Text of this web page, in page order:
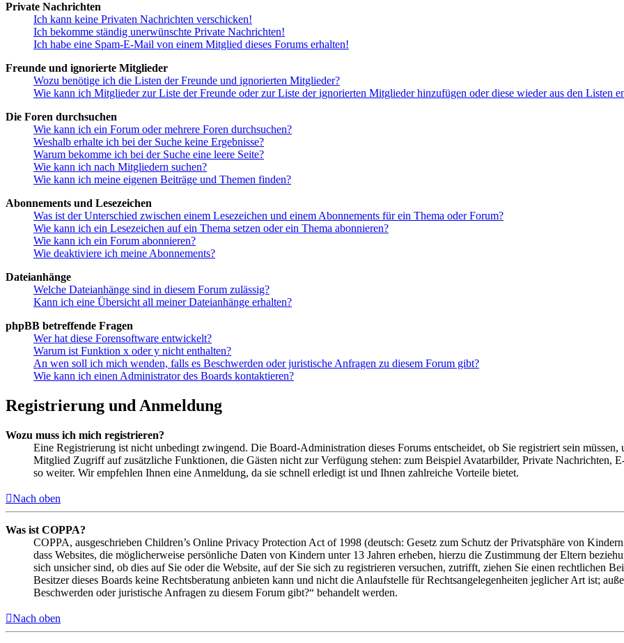
Private Nachrichten
Ich kann keine Privaten Nachrichten verschicken!
Ich bekomme ständig unerwünschte Private Nachrichten!
Ich habe eine Spam-E-Mail von einem Mitglied dieses Forums erhalten!
Freunde und ignorierte Mitglieder
Wozu benötige ich die Listen der Freunde und ignorierten Mitglieder?
Wie kann ich Mitglieder zur Liste der Freunde oder zur Liste der ignorierten Mitglieder hinzufügen oder diese wieder aus den Listen
Die Foren durchsuchen
Wie kann ich ein Forum oder mehrere Foren durchsuchen?
Weshalb erhalte ich bei der Suche keine Ergebnisse?
Warum bekomme ich bei der Suche eine leere Seite?
Wie kann ich nach Mitgliedern suchen?
Wie kann ich meine eigenen Beiträge und Themen finden?
Abonnements und Lesezeichen
Was ist der Unterschied zwischen einem Lesezeichen und einem Abonnements für ein Thema oder Forum?
Wie kann ich ein Lesezeichen auf ein Thema setzen oder ein Thema abonnieren?
Wie kann ich ein Forum abonnieren?
Wie deaktiviere ich meine Abonnements?
Dateianhänge
Welche Dateianhänge sind in diesem Forum zulässig?
Kann ich eine Übersicht all meiner Dateianhänge erhalten?
phpBB betreffende Fragen
Wer hat diese Forensoftware entwickelt?
Warum ist Funktion x oder y nicht enthalten?
An wen soll ich mich wenden, falls es Beschwerden oder juristische Anfragen zu diesem Forum gibt?
Wie kann ich einen Administrator des Boards kontaktieren?
Registrierung und Anmeldung
Wozu muss ich mich registrieren?
Eine Registrierung ist nicht unbedingt zwingend. Die Board-Administration dieses Forums entscheidet, ob Sie registriert sein
Mitglied Zugriff auf zusätzliche Funktionen, die Gästen nicht zur Verfügung stehen: zum Beispiel Avatarbilder, Private Nachrichten,
so weiter. Wir empfehlen Ihnen eine Anmeldung, da sie schnell erledigt ist und Ihnen zahlreiche Vorteile bietet.
Nach oben
Was ist COPPA?
COPPA, ausgeschrieben Children’s Online Privacy Protection Act of 1998 (deutsch: Gesetz zum Schutz der Privatsphäre von
dass Websites, die möglicherweise persönliche Daten von Kindern unter 13 Jahren erheben, hierzu die Zustimmung der Eltern
sich unsicher sind, ob dies auf Sie oder die Website, auf der Sie sich zu registrieren versuchen, zutrifft, ziehen Sie einen rechtlichen
Besitzer dieses Boards keine Rechtsberatung anbieten kann und nicht die Anlaufstelle für Rechtsangelegenheiten jeglicher Art ist;
Beschwerden oder juristische Anfragen zu diesem Forum gibt?“ behandelt werden.
Nach oben